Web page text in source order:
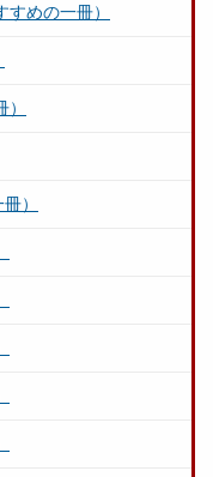
めの一冊）
）